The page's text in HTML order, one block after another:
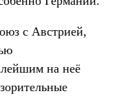
с Австрией,
на неё